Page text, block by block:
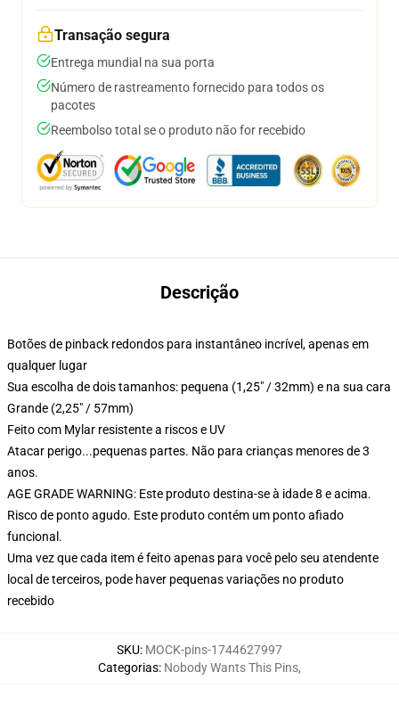
Transação segura
Entrega mundial na sua porta
Número de rastreamento fornecido para todos os
pacotes
Reembolso total se o produto não for recebido
Descrição
Botões de pinback redondos para instantâneo incrível, apenas em
qualquer lugar
Sua escolha de dois tamanhos: pequena (1,25" / 32mm) e na sua cara
Grande (2,25" / 57mm)
Feito com Mylar resistente a riscos e UV
Atacar perigo...pequenas partes. Não para crianças menores de 3
anos.
AGE GRADE WARNING: Este produto destina-se à idade 8 e acima.
Risco de ponto agudo. Este produto contém um ponto afiado
funcional.
Uma vez que cada item é feito apenas para você pelo seu atendente
local de terceiros, pode haver pequenas variações no produto
recebido
SKU: MOCK-pins-1744627997
Categorias: Nobody Wants This Pins,